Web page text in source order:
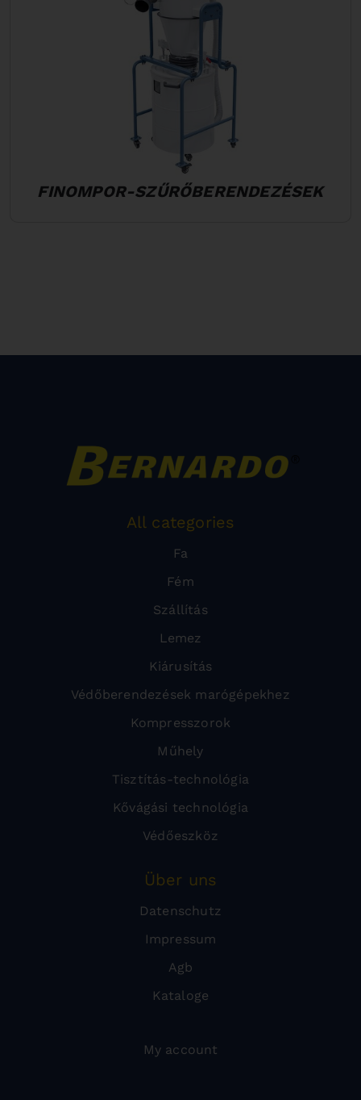
FINOMPOR-SZŰRŐBERENDEZÉSEK
All categories
Fa
Fém
Szállítás
Lemez
Kiárusítás
Védőberendezések marógépekhez
Kompresszorok
Műhely
Tisztítás-technológia
Kővágási technológia
Védőeszköz
Über uns
Datenschutz
Impressum
Agb
Kataloge
My account